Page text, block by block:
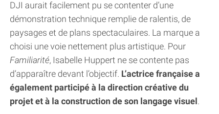
DJI aurait facilement pu se contenter d’une
démonstration technique remplie de ralentis, de
paysages et de plans spectaculaires. La marque a
choisi une voie nettement plus artistique. Pour
Familiarité, Isabelle Huppert ne se contente pas
d’apparaître devant l’objectif. L’actrice française a
également participé à la direction créative du
projet et à la construction de son langage visuel.